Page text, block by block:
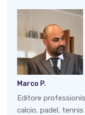
Marco P.
Editore
calcio, padel,